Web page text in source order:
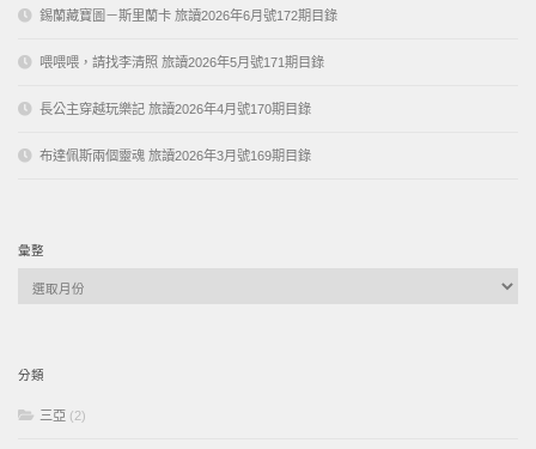
錫蘭藏寶圖－斯里蘭卡 旅讀2026年6月號172期目錄
喂喂喂，請找李清照 旅讀2026年5月號171期目錄
長公主穿越玩樂記 旅讀2026年4月號170期目錄
布達佩斯兩個靈魂 旅讀2026年3月號169期目錄
彙整
分類
三亞 (2)